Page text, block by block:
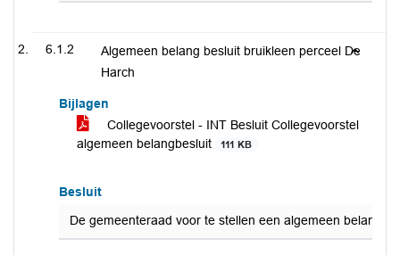
6.1.2
Algemeen belang besluit bruikleen perceel De
Harch
Bijlagen
Collegevoorstel - INT Besluit Collegevoorstel
algemeen belangbesluit
111 KB
Besluit
De gemeenteraad voor te stellen een algemeen